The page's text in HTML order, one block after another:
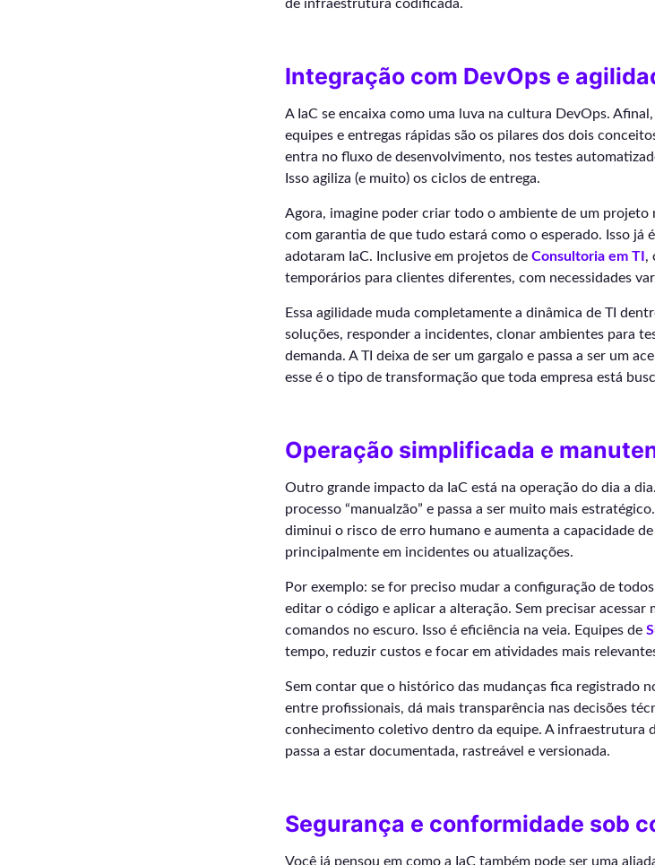
de infraestrutura codificada.
Integração com DevOps e
A IaC se encaixa como uma luva na cultura DevOps.
equipes e entregas rápidas são os pilares dos dois
entra no fluxo de desenvolvimento, nos testes
Isso agiliza (e muito) os ciclos de entrega.
Agora, imagine poder criar todo o ambiente de um
com garantia de que tudo estará como o esperado. Isso já
adotaram IaC. Inclusive em projetos de Consultoria em TI ,
temporários para clientes diferentes, com necessidades
Essa agilidade muda completamente a dinâmica de TI
soluções, responder a incidentes, clonar ambientes para
demanda. A TI deixa de ser um gargalo e passa a ser um
esse é o tipo de transformação que toda empresa está
Operação simplificada e
Outro grande impacto da IaC está na operação do dia a
processo “manualzão” e passa a ser muito mais
diminui o risco de erro humano e aumenta a capacidade
principalmente em incidentes ou atualizações.
Por exemplo: se for preciso mudar a configuração de
editar o código e aplicar a alteração. Sem precisar
comandos no escuro. Isso é eficiência na veia. Equipes de
tempo, reduzir custos e focar em atividades mais
Sem contar que o histórico das mudanças fica registrado
entre profissionais, dá mais transparência nas decisões
conhecimento coletivo dentro da equipe. A infraestrutura
passa a estar documentada, rastreável e versionada.
Segurança e conformidade sob
Você já pensou em como a IaC também pode ser uma